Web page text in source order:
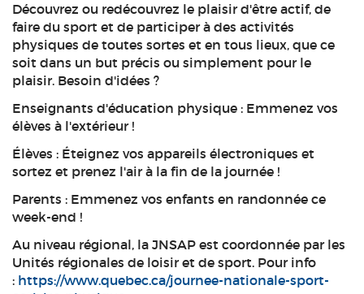
Découvrez ou redécouvrez le plaisir d'être actif, de
faire du sport et de participer à des activités
physiques de toutes sortes et en tous lieux, que ce
soit dans un but précis ou simplement pour le
plaisir. Besoin d'idées ?
Enseignants d'éducation physique : Emmenez vos
élèves à l'extérieur !
Élèves : Éteignez vos appareils électroniques et
sortez et prenez l'air à la fin de la journée !
Parents : Emmenez vos enfants en randonnée ce
week-end !
Au niveau régional, la JNSAP est coordonnée par les
Unités régionales de loisir et de sport. Pour info
: https://www.quebec.ca/journee-nationale-sport-